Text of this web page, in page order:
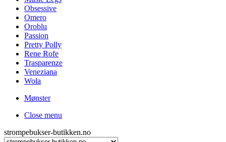
Obsessive
Omero
Oroblu
Passion
Pretty Polly
Rene Rofe
Trasparenze
Veneziana
Wola
Mønster
Close menu
strompebukser-butikken.no